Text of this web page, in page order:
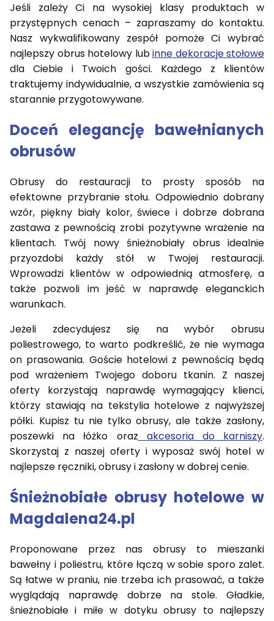
Jeśli zależy Ci na wysokiej klasy produktach w
przystępnych cenach – zapraszamy do kontaktu.
Nasz wykwalifikowany zespół pomoże Ci wybrać
najlepszy obrus hotelowy lubinne dekoracje stołowe
dla Ciebie i Twoich gości. Każdego z klientów
traktujemy indywidualnie, a wszystkie zamówienia są
starannie przygotowywane.
Doceń elegancję bawełnianych
obrusów
Obrusy do restauracji to prosty sposób na
efektowne przybranie stołu. Odpowiednio dobrany
wzór, piękny biały kolor, świece i dobrze dobrana
zastawa z pewnością zrobi pozytywne wrażenie na
klientach. Twój nowy śnieżnobiały obrus idealnie
przyozdobi każdy stół w Twojej restauracji.
Wprowadzi klientów w odpowiednią atmosferę, a
także pozwoli im jeść w naprawdę eleganckich
warunkach.
Jeżeli zdecydujesz się na wybór obrusu
poliestrowego, to warto podkreślić, że nie wymaga
on prasowania. Goście hotelowi z pewnością będą
pod wrażeniem Twojego doboru tkanin. Z naszej
oferty korzystają naprawdę wymagający klienci,
którzy stawiają na tekstylia hotelowe z najwyższej
półki. Kupisz tu nie tylko obrusy, ale także zasłony,
poszewki na łóżko oraz akcesoria do karniszy.
Skorzystaj z naszej oferty i wyposaż swój hotel w
najlepsze ręczniki, obrusy i zasłony w dobrej cenie.
Śnieżnobiałe obrusy hotelowe w
Magdalena24.pl
Proponowane przez nas obrusy to mieszanki
bawełny i poliestru, które łączą w sobie sporo zalet.
Są łatwe w praniu, nie trzeba ich prasować, a także
wyglądają naprawdę dobrze na stole. Gładkie,
śnieżnobiałe i miłe w dotyku obrusy to najlepszy